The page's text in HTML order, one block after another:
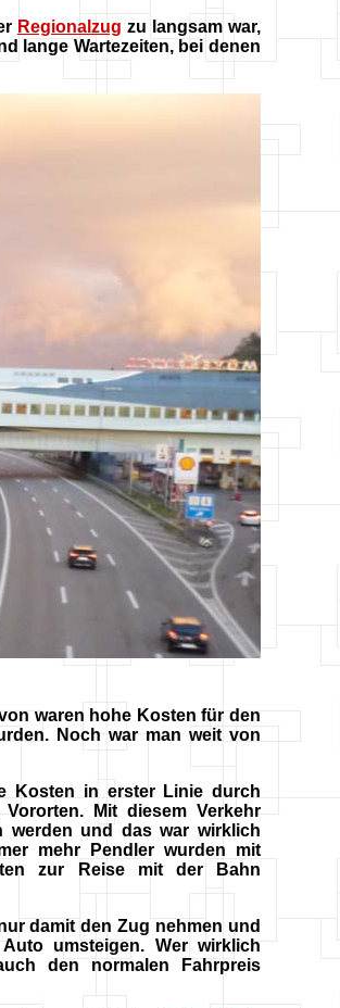
Regionalzug zu langsam war,
lange Wartezeiten, bei denen
waren hohe Kosten für den
Noch war man weit von
Kosten in erster Linie durch
Mit diesem Verkehr
werden und das war wirklich
mehr Pendler wurden mit
zur Reise mit der Bahn
damit den Zug nehmen und
umsteigen. Wer wirklich
den normalen Fahrpreis